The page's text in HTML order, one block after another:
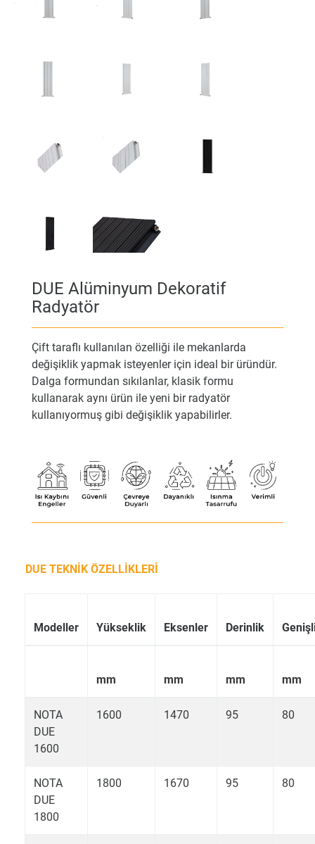
DUE Alüminyum Dekoratif
Radyatör
Çift taraflı kullanılan özelliği ile mekanlarda
değişiklik yapmak isteyenler için ideal bir üründür.
Dalga formundan sıkılanlar, klasik formu
kullanarak aynı ürün ile yeni bir radyatör
kullanıyormuş gibi değişiklik yapabilirler.
DUE TEKNİK ÖZELLİKLERİ
Modeller Yükseklik Eksenler Derinlik
mm mm mm mm
NOTA
DUE
1600
1600 1470 95 80
NOTA
DUE
1800
1800 1670 95 80